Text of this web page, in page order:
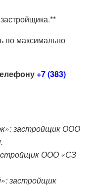
по максимально
+7 (383)
застройщик ООО
ООО «СЗ
застройщик